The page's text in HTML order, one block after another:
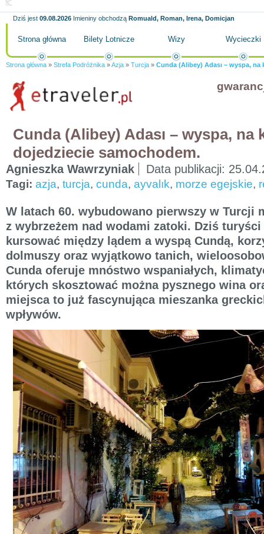
Dziś jest 09.08.2026 Imieniny obchodzą Romuald, Roman, Irena, Domicjan
Strona główna Bilety Lotnicze Wizy Wycieczki
Strona główna » Strefa Podróżnika »Azja » Turcja » Cunda (Alibey) Adası – wyspa,
Cunda (Alibey) Adası – wyspa, na
dojedziecie samochodem.
Agnieszka Wawrzyniak Data publikacji:
Tagi: azja, turcja, cunda, ayvalık, morze egejskie,
W latach 60. wybudowano pierwszy w Turcji
z wybrzeżem nad wodami zatoki. Dziś turyści
kursować między lądem a wyspą Cundą,
dolmuszy oraz wyjątkowo tanich,
Cunda oferuje mnóstwo wspaniałych,
których skosztować można pysznego wina
miejsca to już fascynująca mieszanka
wpływów.